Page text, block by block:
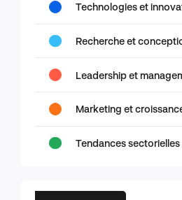
Technologies et
Recherche et
Leadership et
Marketing et
Tendances sectorielles